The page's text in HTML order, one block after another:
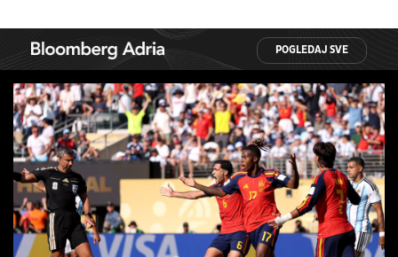
POGLEDAJ SVE